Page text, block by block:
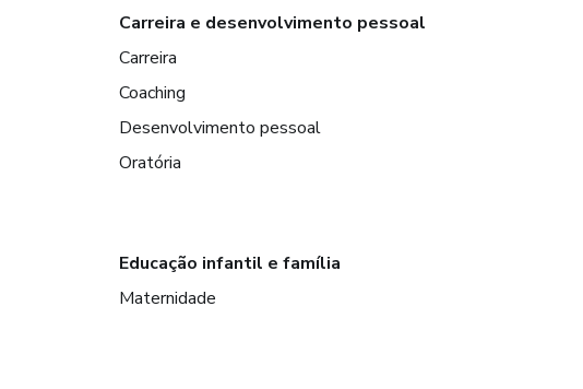
Carreira e desenvolvimento pessoal
Carreira
Coaching
Desenvolvimento pessoal
Oratória
Educação infantil e família
Maternidade